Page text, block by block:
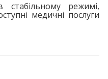
режимі,
медичні послуги